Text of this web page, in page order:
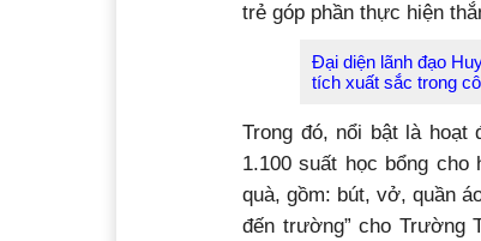
trẻ góp phần thực hiện
Đại diện lãnh đạo
tích xuất sắc trong
Trong đó, nổi bật là hoạt
1.100 suất học bổng cho
quà, gồm: bút, vở, quần
đến trường” cho Trường